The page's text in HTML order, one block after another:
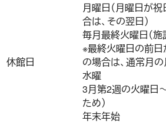
休館日
月曜日（月曜日が
合は、その翌日）
毎月最終火曜日（施
※最終火曜日の前
の場合は、通常月の
水曜
3月第2週の火曜日
ため）
年末年始